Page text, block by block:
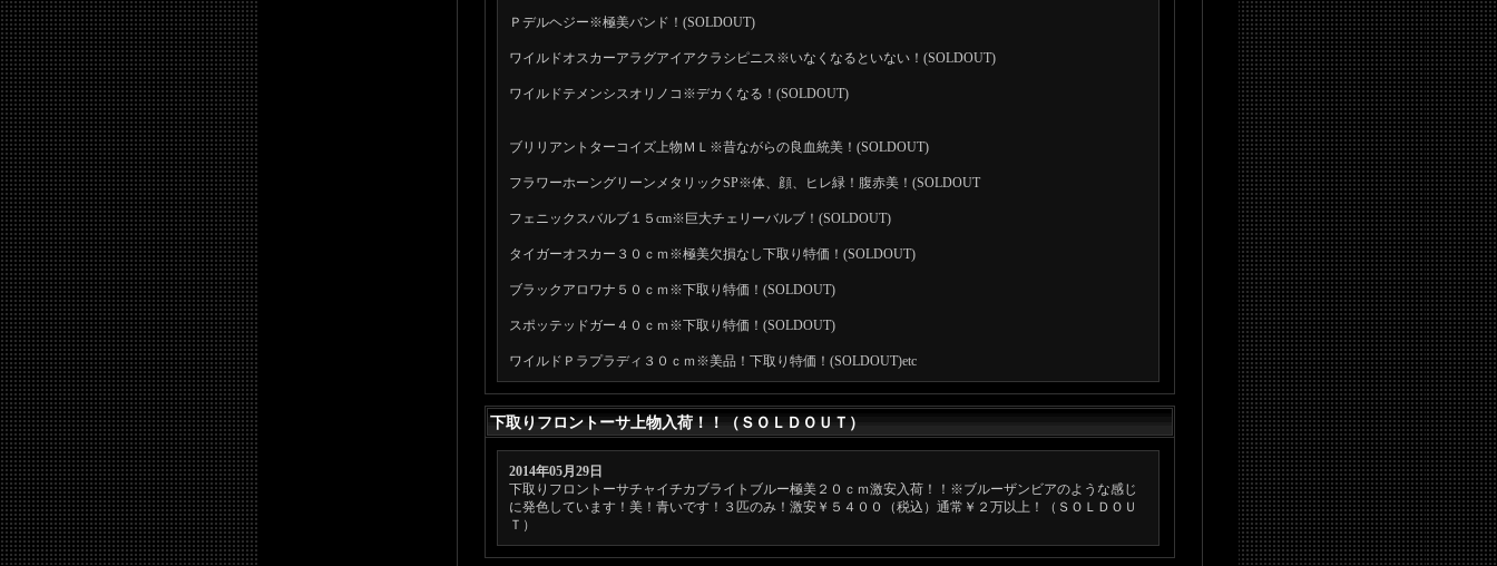
Ｐデルヘジー※極美バンド！(SOLDOUT)
ワイルドオスカーアラグアイアクラシピニス※いなくなるといない！(SOLDOUT)
ワイルドテメンシスオリノコ※デカくなる！(SOLDOUT)
ブリリアントターコイズ上物ＭＬ※昔ながらの良血統美！(SOLDOUT)
フラワーホーングリーンメタリックSP※体、顔、ヒレ緑！腹赤美！(SOLDOUT
フェニックスバルブ１５cm※巨大チェリーバルブ！(SOLDOUT)
タイガーオスカー３０ｃｍ※極美欠損なし下取り特価！(SOLDOUT)
ブラックアロワナ５０ｃｍ※下取り特価！(SOLDOUT)
スポッテッドガー４０ｃｍ※下取り特価！(SOLDOUT)
ワイルドＰラプラディ３０ｃｍ※美品！下取り特価！(SOLDOUT)etc
下取りフロントーサ上物入荷！！（ＳＯＬＤＯＵＴ）
2014年05月29日
下取りフロントーサチャイチカブライトブルー極美２０ｃｍ激安入荷！！※ブルーザンビアのような感じ
に発色しています！美！青いです！３匹のみ！激安￥５４００（税込）通常￥２万以上！（ＳＯＬＤＯＵ
Ｔ）